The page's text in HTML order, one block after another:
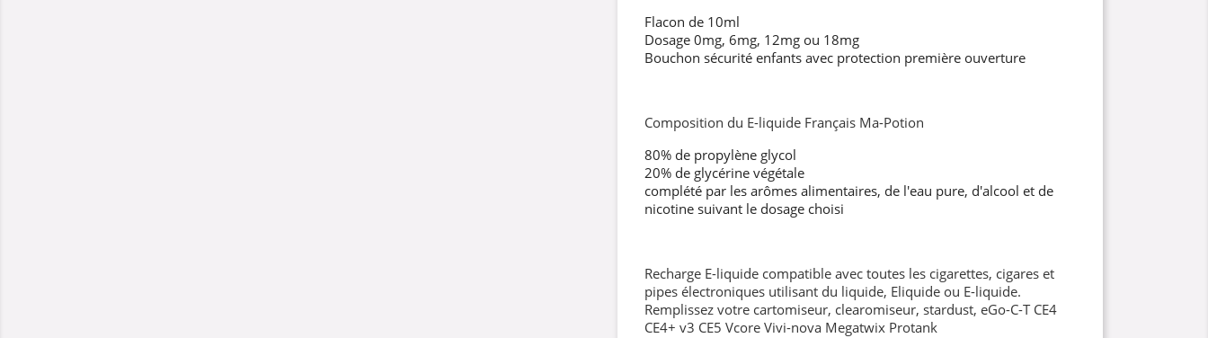
Flacon de 10ml
Dosage 0mg, 6mg, 12mg ou 18mg
Bouchon sécurité enfants avec protection première ouverture
Composition du E-liquide Français Ma-Potion
80% de propylène glycol
20% de glycérine végétale
complété par les arômes alimentaires, de l'eau pure, d'alcool et de
nicotine suivant le dosage choisi
Recharge E-liquide compatible avec toutes les cigarettes, cigares et
pipes électroniques utilisant du liquide, Eliquide ou E-liquide.
Remplissez votre cartomiseur, clearomiseur, stardust, eGo-C-T CE4
CE4+ v3 CE5 Vcore Vivi-nova Megatwix Protank